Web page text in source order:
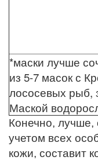
*маски лучше
из 5-7 масок с
лососевых рыб,
Маской
Конечно, лучше,
учетом всех
кожи, составит